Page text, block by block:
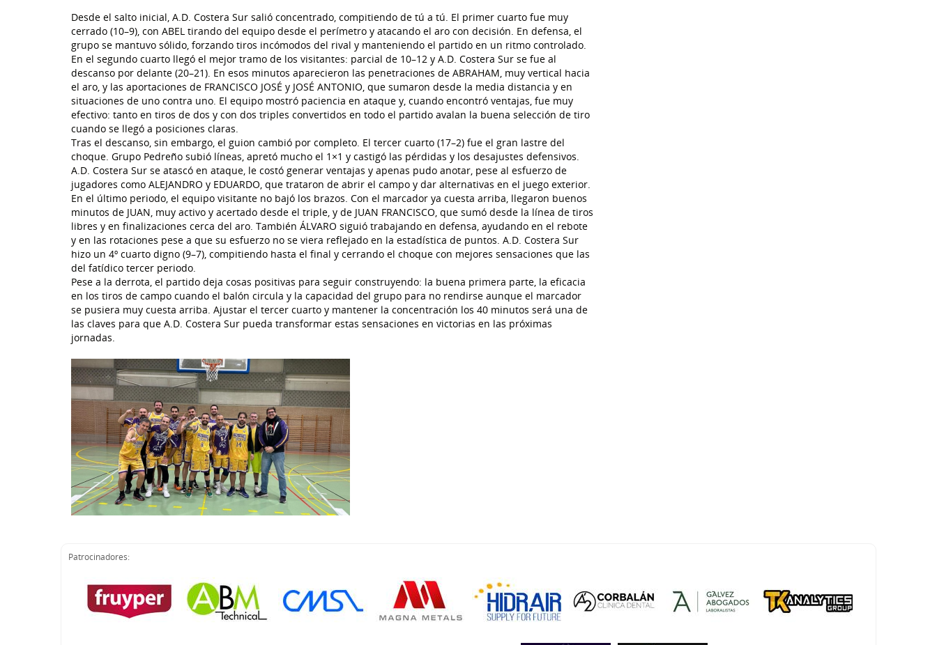
Desde el salto inicial, A.D. Costera Sur salió concentrado, compitiendo de tú a tú. El primer cuarto fue muy
cerrado (10–9), con ABEL tirando del equipo desde el perímetro y atacando el aro con decisión. En defensa, el
grupo se mantuvo sólido, forzando tiros incómodos del rival y manteniendo el partido en un ritmo controlado.
En el segundo cuarto llegó el mejor tramo de los visitantes: parcial de 10–12 y A.D. Costera Sur se fue al
descanso por delante (20–21). En esos minutos aparecieron las penetraciones de ABRAHAM, muy vertical hacia
el aro, y las aportaciones de FRANCISCO JOSÉ y JOSÉ ANTONIO, que sumaron desde la media distancia y en
situaciones de uno contra uno. El equipo mostró paciencia en ataque y, cuando encontró ventajas, fue muy
efectivo: tanto en tiros de dos y con dos triples convertidos en todo el partido avalan la buena selección de tiro
cuando se llegó a posiciones claras.
Tras el descanso, sin embargo, el guion cambió por completo. El tercer cuarto (17–2) fue el gran lastre del
choque. Grupo Pedreño subió líneas, apretó mucho el 1×1 y castigó las pérdidas y los desajustes defensivos.
A.D. Costera Sur se atascó en ataque, le costó generar ventajas y apenas pudo anotar, pese al esfuerzo de
jugadores como ALEJANDRO y EDUARDO, que trataron de abrir el campo y dar alternativas en el juego exterior.
En el último periodo, el equipo visitante no bajó los brazos. Con el marcador ya cuesta arriba, llegaron buenos
minutos de JUAN, muy activo y acertado desde el triple, y de JUAN FRANCISCO, que sumó desde la línea de tiros
libres y en finalizaciones cerca del aro. También ÁLVARO siguió trabajando en defensa, ayudando en el rebote
y en las rotaciones pese a que su esfuerzo no se viera reflejado en la estadística de puntos. A.D. Costera Sur
hizo un 4º cuarto digno (9–7), compitiendo hasta el final y cerrando el choque con mejores sensaciones que las
del fatídico tercer periodo.
Pese a la derrota, el partido deja cosas positivas para seguir construyendo: la buena primera parte, la eficacia
en los tiros de campo cuando el balón circula y la capacidad del grupo para no rendirse aunque el marcador
se pusiera muy cuesta arriba. Ajustar el tercer cuarto y mantener la concentración los 40 minutos será una de
las claves para que A.D. Costera Sur pueda transformar estas sensaciones en victorias en las próximas
jornadas.
Patrocinadores: